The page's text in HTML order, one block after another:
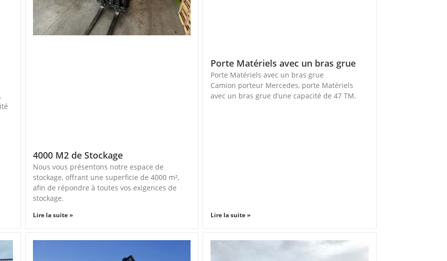
4000 M2 de Stockage
Nous vous présentons notre espace de
stockage, offrant une superficie de 4000 m²,
afin de répondre à toutes vos exigences de
stockage.
Lire la suite »
Porte Matériels avec un bras grue
Porte Matériels avec un bras grue
Camion porteur Mercedes, porte Matériels
avec un bras grue d’une capacité de 47 TM.
Lire la suite »